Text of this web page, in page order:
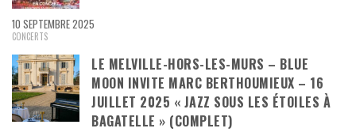
10 SEPTEMBRE 2025
CONCERTS
LE MELVILLE-HORS-LES-MURS – BLUE
MOON INVITE MARC BERTHOUMIEUX – 16
JUILLET 2025 « JAZZ SOUS LES ÉTOILES À
BAGATELLE » (COMPLET)